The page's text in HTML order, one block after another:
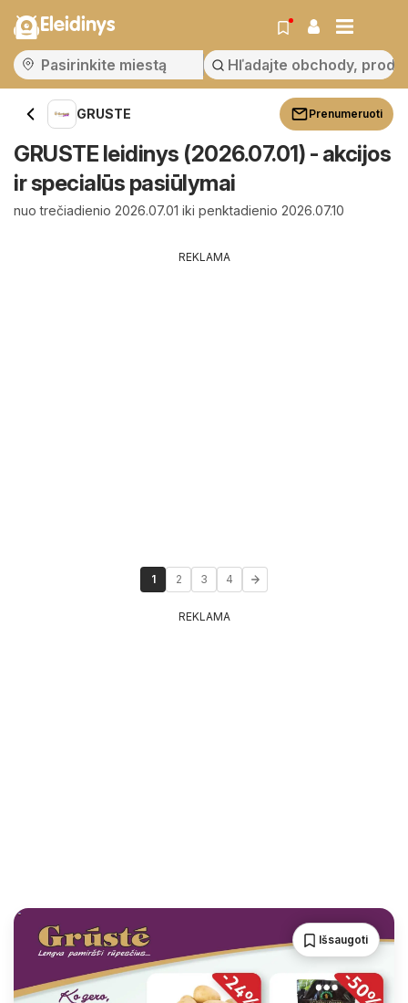
Eleidinys
GRUSTE Prenumeruoti
GRUSTE leidinys (2026.07.01) - akcijos
ir specialūs pasiūlymai
nuo trečiadienio 2026.07.01 iki penktadienio 2026.07.10
REKLAMA
1 2 3 4
REKLAMA
Išsaugoti